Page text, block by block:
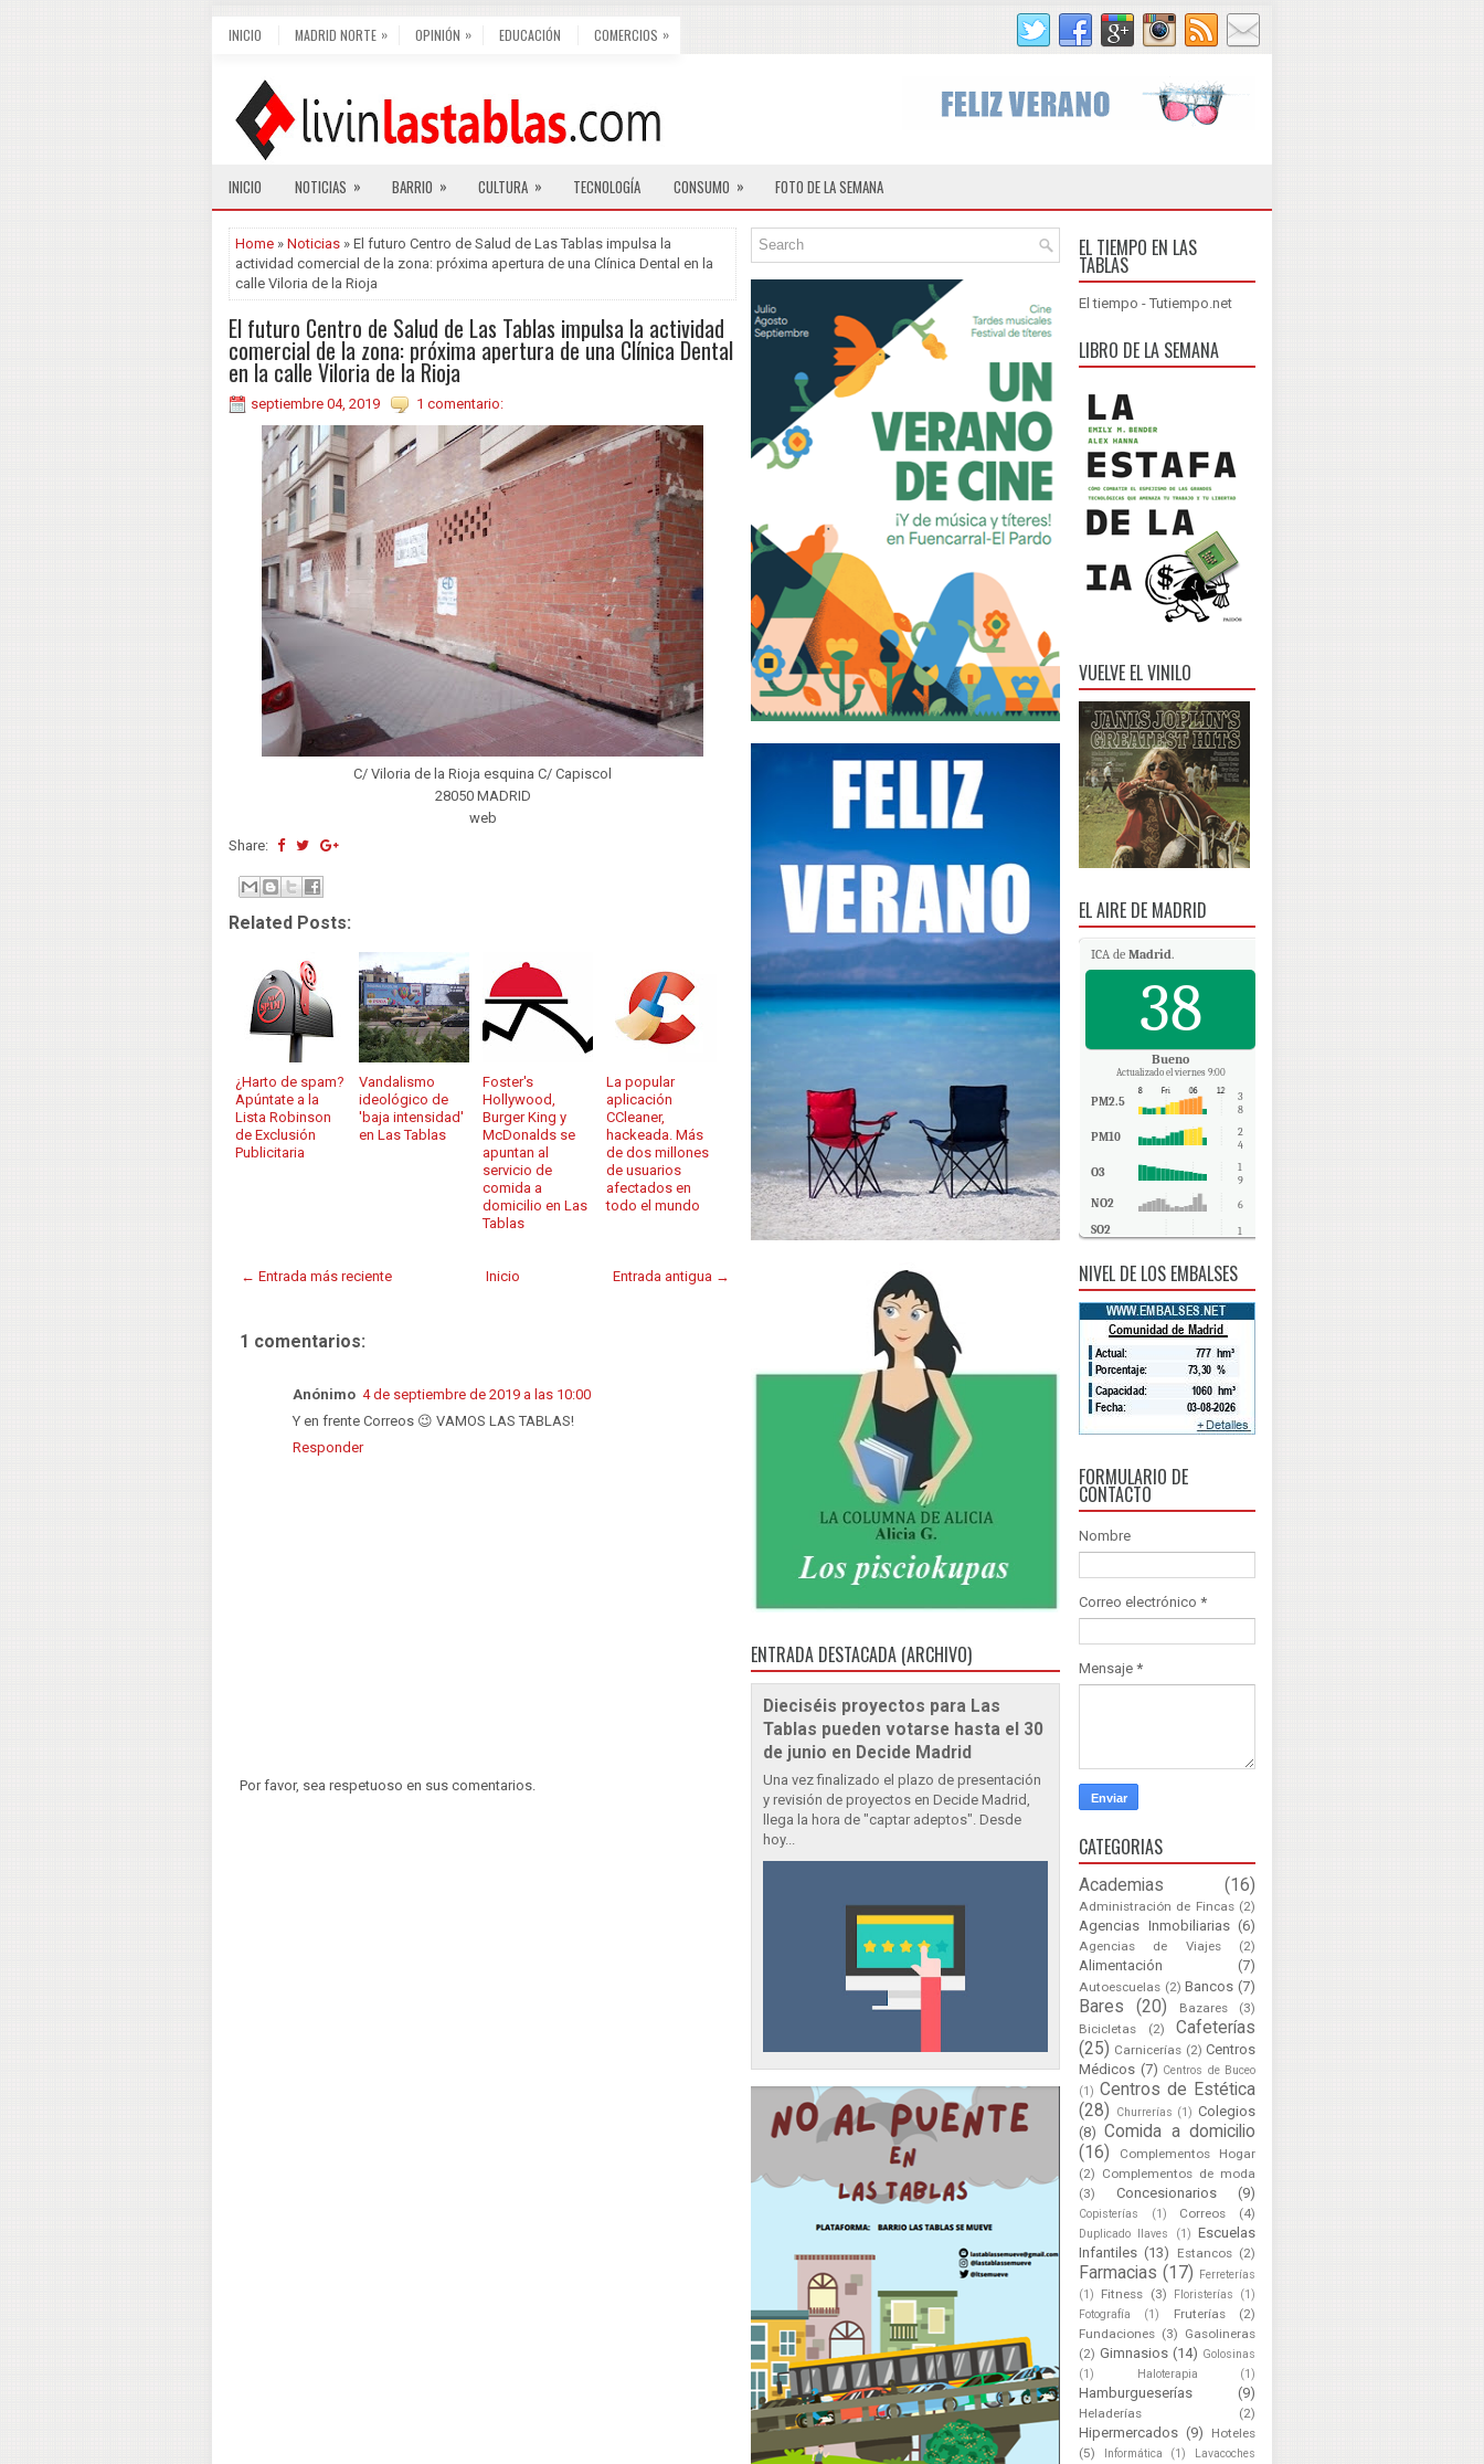
INICIO MADRID NORTE » OPINIÓN » EDUCACIÓN COMERCIOS »
INICIO NOTICIAS » BARRIO » CULTURA » TECNOLOGÍA CONSUMO » FOTO DE LA SEMANA
Home » Noticias » El futuro Centro de Salud de Las Tablas impulsa la
actividad comercial de la zona: próxima apertura de una Clínica Dental en la
calle Viloria de la Rioja
El futuro Centro de Salud de Las Tablas impulsa la actividad
comercial de la zona: próxima apertura de una Clínica Dental
en la calle Viloria de la Rioja
septiembre 04, 2019 1 comentario:
C/ Viloria de la Rioja esquina C/ Capiscol
28050 MADRID
web
Share:
Related Posts:
¿Harto de spam?
Apúntate a la
Lista Robinson
de Exclusión
Publicitaria
Vandalismo
ideológico de
'baja intensidad'
en Las Tablas
Foster's
Hollywood,
Burger King y
McDonalds se
apuntan al
servicio de
comida a
domicilio en Las
Tablas
La popular
aplicación
CCleaner,
hackeada. Más
de dos millones
de usuarios
afectados en
todo el mundo
← Entrada más reciente Entrada antigua →
Inicio
1 comentarios:
Anónimo 4 de septiembre de 2019 a las 10:00
Y en frente Correos 😉 VAMOS LAS TABLAS!
Responder
Por favor, sea respetuoso en sus comentarios.
ENTRADA DESTACADA (ARCHIVO)
Dieciséis proyectos para Las
Tablas pueden votarse hasta el 30
de junio en Decide Madrid
Una vez finalizado el plazo de presentación
y revisión de proyectos en Decide Madrid,
llega la hora de "captar adeptos". Desde
hoy...
EL TIEMPO EN LAS
TABLAS
El tiempo - Tutiempo.net
LIBRO DE LA SEMANA
VUELVE EL VINILO
EL AIRE DE MADRID
ICA de Madrid.
38
Bueno
Actualizado el viernes 9:00
PM2.5
3
8
PM10
2
4
O3
1
9
NO2 6
SO2 1
NIVEL DE LOS EMBALSES
FORMULARIO DE
CONTACTO
Nombre
Correo electrónico *
Mensaje *
CATEGORIAS
Academias (16)
Administración de Fincas (2)
Agencias Inmobiliarias (6)
Agencias de Viajes (2)
Alimentación (7)
Autoescuelas (2) Bancos (7)
Bares (20) Bazares
(3)
Bicicletas
(2)
Cafeterías
(25) Carnicerías (2) Centros
Médicos (7) Centros de Buceo
(1) Centros de Estética
(28)
Churrerías (1) Colegios
(8) Comida a domicilio
(16)
Complementos Hogar
(2) Complementos de moda
(3)
Concesionarios (9)
Copisterías (1) Correos (4)
Duplicado llaves (1) Escuelas
Infantiles (13) Estancos (2)
Farmacias (17) Ferreterías
(1)
Fitness (3) Floristerías
(1)
Fotografía
(1) Fruterías
(2)
Fundaciones (3) Gasolineras
(2) Gimnasios (14) Golosinas
(1)
Haloterapia (1)
Hamburgueserías (9)
Heladerías (2)
Hipermercados (9)
Hoteles
(5)
Informática (1)
Lavacoches